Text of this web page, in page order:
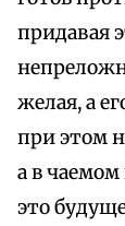
придавая
желая, а
при этом
а в
это